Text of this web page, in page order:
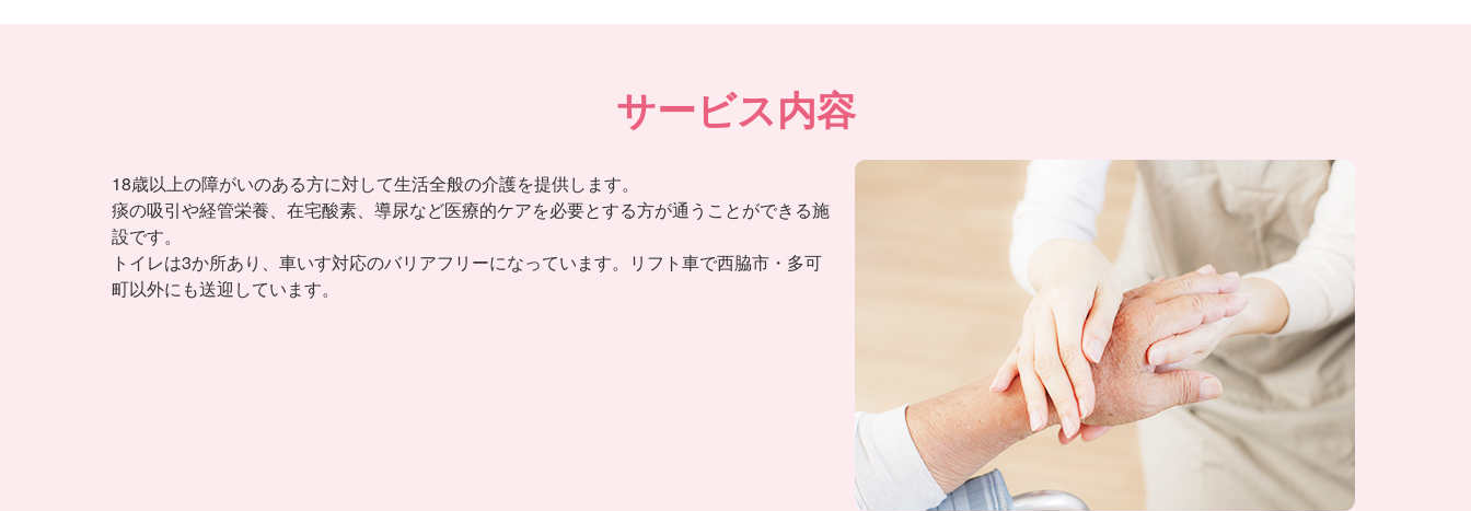
サービス内容
18歳以上の障がいのある方に対して生活全般の介護を提供します。
痰の吸引や経管栄養、在宅酸素、導尿など医療的ケアを必要とする方が通うことができる施
設です。
トイレは3か所あり、車いす対応のバリアフリーになっています。リフト車で西脇市・多可
町以外にも送迎しています。